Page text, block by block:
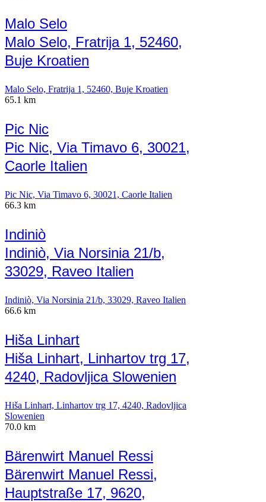
Malo Selo
Malo Selo, Fratrija 1, 52460,
Buje Kroatien
Malo Selo, Fratrija 1, 52460, Buje Kroatien
65.1 km
Pic Nic
Pic Nic, Via Timavo 6, 30021,
Caorle Italien
Pic Nic, Via Timavo 6, 30021, Caorle Italien
66.3 km
Indiniò
Indiniò, Via Norsinia 21/b,
33029, Raveo Italien
Indiniò, Via Norsinia 21/b, 33029, Raveo Italien
66.6 km
Hiša Linhart
Hiša Linhart, Linhartov trg 17,
4240, Radovljica Slowenien
Hiša Linhart, Linhartov trg 17, 4240, Radovljica
Slowenien
70.0 km
Bärenwirt Manuel Ressi
Bärenwirt Manuel Ressi,
Hauptstraße 17, 9620,